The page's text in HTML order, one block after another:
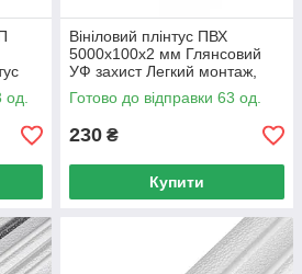
од.
Вініловий плінтус ПВХ
5000х100х2 мм Глянсовий
УФ захист Легкий монтаж,
Плінтус самоклейний для стін
Готово до відправки 63 од.
230 ₴
Купити